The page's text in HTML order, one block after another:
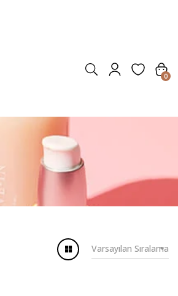
0
Varsayılan Sıralama